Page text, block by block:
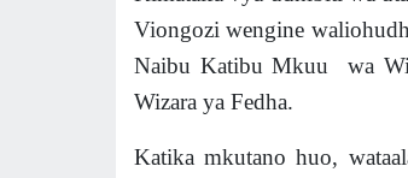
Viongozi wengine
Naibu Katibu Mkuu wa
Wizara ya Fedha.
Katika mkutano huo,